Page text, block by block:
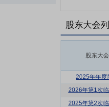
股东大会
股东大
2025年年度
2026年第1次
2025年第2次